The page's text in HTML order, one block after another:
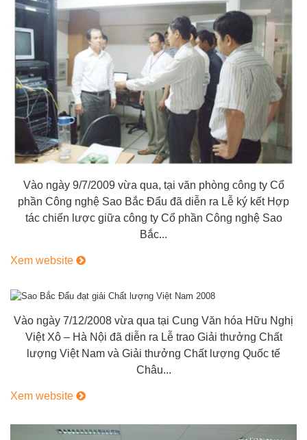
Vào ngày 9/7/2009 vừa qua, tại văn phòng công ty Cổ
phần Công nghệ Sao Bắc Đẩu đã diễn ra Lễ ký kết Hợp
tác chiến lược giữa công ty Cổ phần Công nghệ Sao
Bắc...
Xem website
Vào ngày 7/12/2008 vừa qua tại Cung Văn hóa Hữu Nghị
Việt Xô – Hà Nội đã diễn ra Lễ trao Giải thưởng Chất
lượng Việt Nam và Giải thưởng Chất lượng Quốc tế
Châu...
Xem website